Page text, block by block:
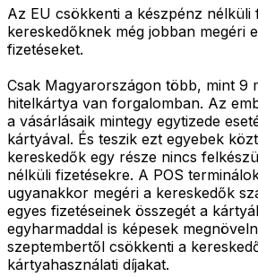
Az EU csökkenti a készpénz nélküli
kereskedőknek még jobban megéri
fizetéseket.
Csak Magyarországon több, mint 9
hitelkártya van forgalomban. Az
a vásárlásaik mintegy egytizede
kártyával. És teszik ezt egyebek
kereskedők egy része nincs
nélküli fizetésekre. A POS
ugyanakkor megéri a kereskedők
egyes fizetéseinek összegét a
egyharmaddal is képesek
szeptembertől csökkenti a
kártyahasználati díjakat.